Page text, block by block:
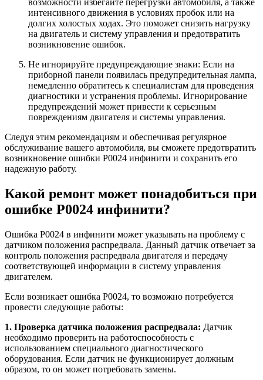
возможности избегайте перегрузки автомобиля, а также
интенсивного движения в условиях пробок или на
долгих холостых ходах. Это поможет снизить нагрузку
на двигатель и систему управления и предотвратить
возникновение ошибок.
Не игнорируйте предупреждающие знаки: Если на
приборной панели появилась предупредительная лампа,
немедленно обратитесь к специалистам для проведения
диагностики и устранения проблемы. Игнорирование
предупреждений может привести к серьезным
повреждениям двигателя и системы управления.
Следуя этим рекомендациям и обеспечивая регулярное
обслуживание вашего автомобиля, вы сможете предотвратить
возникновение ошибки Р0024 инфинити и сохранить его
надежную работу.
Какой ремонт может понадобиться при
ошибке Р0024 инфинити?
Ошибка Р0024 в инфинити может указывать на проблему с
датчиком положения распредвала. Данный датчик отвечает за
контроль положения распредвала двигателя и передачу
соответствующей информации в систему управления
двигателем.
Если возникает ошибка Р0024, то возможно потребуется
провести следующие работы:
1. Проверка датчика положения распредвала: Датчик
необходимо проверить на работоспособность с
использованием специального диагностического
оборудования. Если датчик не функционирует должным
образом, то он может потребовать замены.